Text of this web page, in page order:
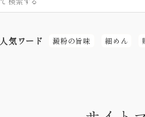
人気ワード 澱粉の旨味 細めん